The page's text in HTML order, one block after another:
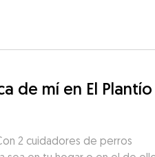
de mí en El Plantío
2 cuidadores de perros